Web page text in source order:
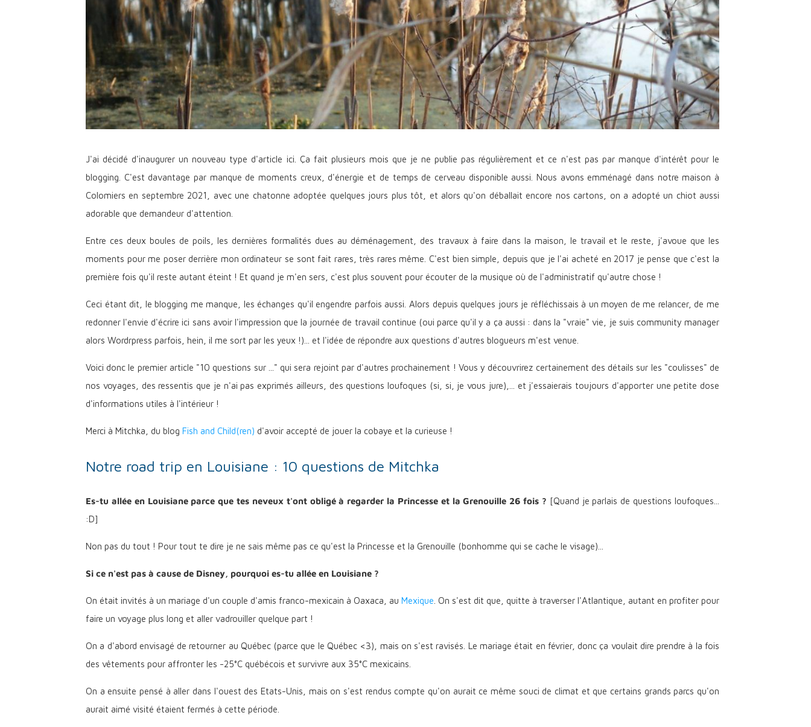
J'ai décidé d'inaugurer un nouveau type d'article ici. Ça fait plusieurs mois que je ne publie pas régulièrement et ce n'est pas par manque d'intérêt pour le
blogging. C'est davantage par manque de moments creux, d'énergie et de temps de cerveau disponible aussi. Nous avons emménagé dans notre maison à
Colomiers en septembre 2021, avec une chatonne adoptée quelques jours plus tôt, et alors qu'on déballait encore nos cartons, on a adopté un chiot aussi
adorable que demandeur d'attention.
Entre ces deux boules de poils, les dernières formalités dues au déménagement, des travaux à faire dans la maison, le travail et le reste, j'avoue que les
moments pour me poser derrière mon ordinateur se sont fait rares, très rares même. C'est bien simple, depuis que je l'ai acheté en 2017 je pense que c'est la
première fois qu'il reste autant éteint ! Et quand je m'en sers, c'est plus souvent pour écouter de la musique où de l'administratif qu'autre chose !
Ceci étant dit, le blogging me manque, les échanges qu'il engendre parfois aussi. Alors depuis quelques jours je réfléchissais à un moyen de me relancer, de me
redonner l'envie d'écrire ici sans avoir l'impression que la journée de travail continue (oui parce qu'il y a ça aussi : dans la "vraie" vie, je suis community manager
alors Wordrpress parfois, hein, il me sort par les yeux !)... et l'idée de répondre aux questions d'autres blogueurs m'est venue.
Voici donc le premier article "10 questions sur ..." qui sera rejoint par d'autres prochainement ! Vous y découvrirez certainement des détails sur les "coulisses" de
nos voyages, des ressentis que je n'ai pas exprimés ailleurs, des questions loufoques (si, si, je vous jure),... et j'essaierais toujours d'apporter une petite dose
d'informations utiles à l'intérieur !
Merci à Mitchka, du blog Fish and Child(ren) d'avoir accepté de jouer la cobaye et la curieuse !
Notre road trip en Louisiane : 10 questions de Mitchka
Es-tu allée en Louisiane parce que tes neveux t'ont obligé à regarder la Princesse et la Grenouille 26 fois ? [Quand je parlais de questions loufoques...
:D]
Non pas du tout ! Pour tout te dire je ne sais même pas ce qu'est la Princesse et la Grenouille (bonhomme qui se cache le visage)...
Si ce n'est pas à cause de Disney, pourquoi es-tu allée en Louisiane ?
On était invités à un mariage d'un couple d'amis franco-mexicain à Oaxaca, au Mexique . On s'est dit que, quitte à traverser l'Atlantique, autant en profiter pour
faire un voyage plus long et aller vadrouiller quelque part !
On a d'abord envisagé de retourner au Québec (parce que le Québec <3), mais on s'est ravisés. Le mariage était en février, donc ça voulait dire prendre à la fois
des vêtements pour affronter les -25°C québécois et survivre aux 35°C mexicains.
On a ensuite pensé à aller dans l'ouest des Etats-Unis, mais on s'est rendus compte qu'on aurait ce même souci de climat et que certains grands parcs qu'on
aurait aimé visité étaient fermés à cette période.